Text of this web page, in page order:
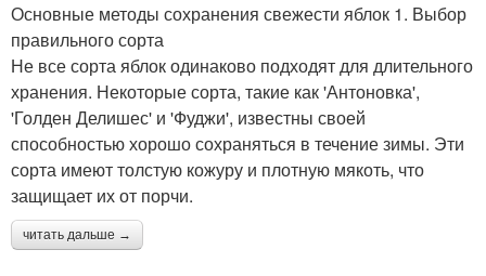
Основные методы сохранения свежести яблок 1. Выбор
правильного сорта
Не все сорта яблок одинаково подходят для длительного
хранения. Некоторые сорта, такие как 'Антоновка',
'Голден Делишес' и 'Фуджи', известны своей
способностью хорошо сохраняться в течение зимы. Эти
сорта имеют толстую кожуру и плотную мякоть, что
защищает их от порчи.
читать дальше →